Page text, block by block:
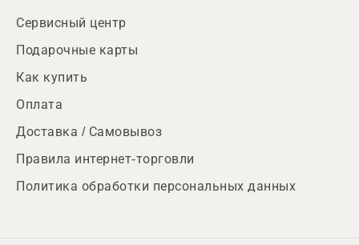
Сервисный центр
Подарочные карты
Как купить
Оплата
Доставка / Самовывоз
Правила интернет-торговли
Политика обработки персональных данных